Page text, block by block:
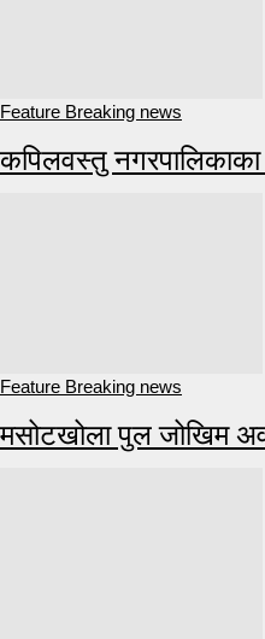
Feature Breaking news
कपिलवस्तु नगरपालिकाका
Feature Breaking news
मसोटखोला पुल जोखिम